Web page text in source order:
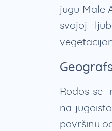
jugu Male
svojoj
Rodos se
na
površinu